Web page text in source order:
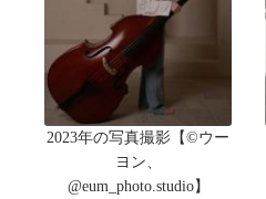
2023年の写真撮影【©ウー
ヨン、
@eum_photo.studio】